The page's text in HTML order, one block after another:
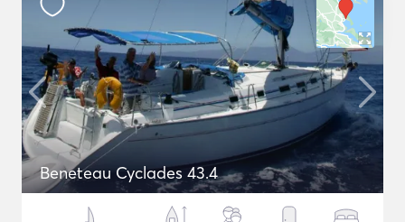
Beneteau Cyclades 43.4